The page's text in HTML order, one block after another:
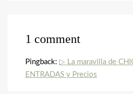
1 comment
Pingback: ▷ La maravilla de
ENTRADAS y Precios